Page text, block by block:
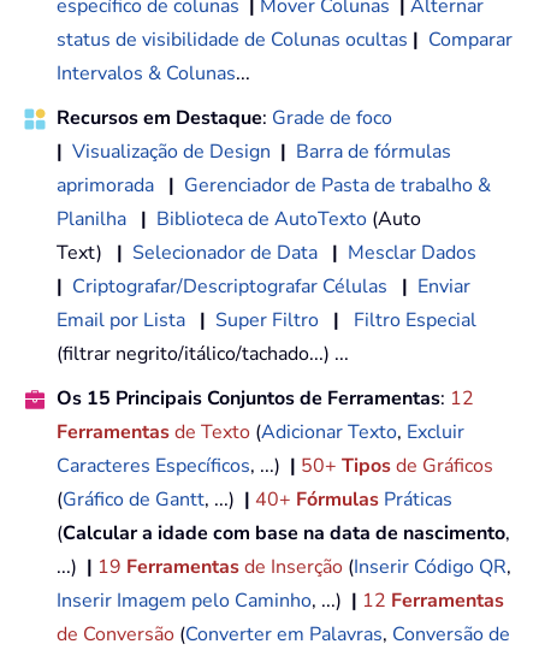
específico de colunas | Mover Colunas | Alternar
status de visibilidade de Colunas ocultas | Comparar
Intervalos & Colunas...
Recursos em Destaque: Grade de foco
| Visualização de Design | Barra de fórmulas
aprimorada | Gerenciador de Pasta de trabalho &
Planilha | Biblioteca de AutoTexto (Auto
Text) | Selecionador de Data | Mesclar Dados
| Criptografar/Descriptografar Células | Enviar
Email por Lista | Super Filtro |
Filtro Especial
(filtrar negrito/itálico/tachado...) ...
Os 15 Principais Conjuntos de Ferramentas: 12
Ferramentasde Texto (Adicionar Texto, Excluir
Caracteres Específicos, ...) | 50+ Tiposde Gráficos
(Gráfico de Gantt, ...) | 40+ Fórmulas Práticas
(Calcular a idade com base na data de nascimento,
...) | 19 Ferramentasde Inserção (Inserir Código QR,
Inserir Imagem pelo Caminho, ...) | 12 Ferramentas
de Conversão (Converter em Palavras, Conversão de